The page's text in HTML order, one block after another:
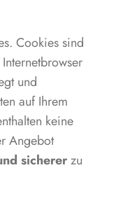
Cookies sind
und
auf Ihrem
keine
Angebot
sichererzu